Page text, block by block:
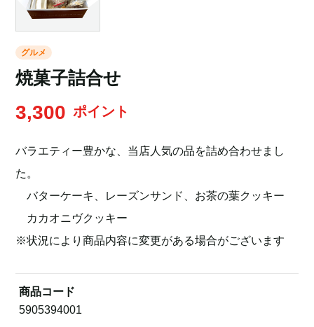
グルメ
焼菓子詰合せ
3,300 ポイント
バラエティー豊かな、当店人気の品を詰め合わせまし
た。
バターケーキ、レーズンサンド、お茶の葉クッキー
カカオニヴクッキー
※状況により商品内容に変更がある場合がございます
商品コード
5905394001